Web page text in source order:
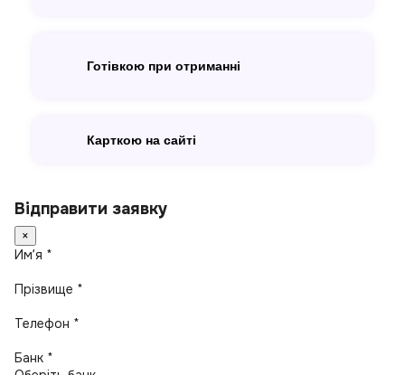
Готівкою при отриманні
Карткою на сайті
Відправити заявку
×
Имʼя *
Прізвище *
Телефон *
Банк *